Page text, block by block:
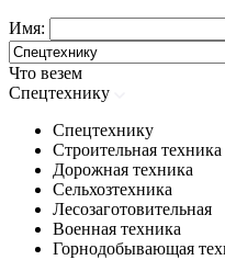
Имя:
Что везем
Спецтехнику
Спецтехнику
Строительная техника
Дорожная техника
Сельхозтехника
Лесозаготовительная
Военная техника
Горнодобывающая